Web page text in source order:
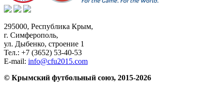
295000, Республика Крым,
г. Симферополь,
ул. Дыбенко, строение 1
Тел.: +7 (3652) 53-40-53
E-mail: info@cfu2015.com
© Крымский футбольный союз, 2015-2026